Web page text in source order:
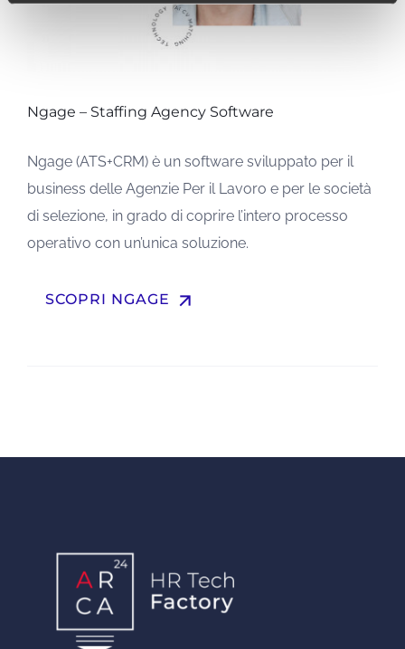
Ngage – Staffing Agency Software
Ngage (ATS+CRM) è un software sviluppato per il
business delle Agenzie Per il Lavoro e per le società
di selezione, in grado di coprire l’intero processo
operativo con un’unica soluzione.
SCOPRI NGAGE arrow_upward